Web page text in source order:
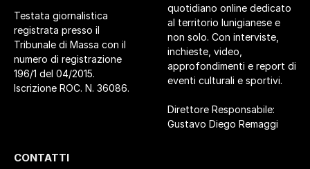
Testata giornalistica
registrata presso il
Tribunale di Massa con il
numero di registrazione
196/1 del 04/2015.
Iscrizione ROC. N. 36086.
quotidiano online dedicato
al territorio lunigianese e
non solo. Con interviste,
inchieste, video,
approfondimenti e report di
eventi culturali e sportivi.
Direttore Responsabile:
Gustavo Diego Remaggi
CONTATTI